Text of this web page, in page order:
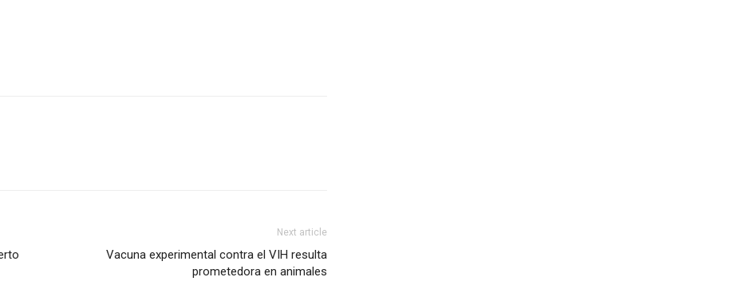
Next article
Vacuna experimental contra el VIH resulta
prometedora en animales